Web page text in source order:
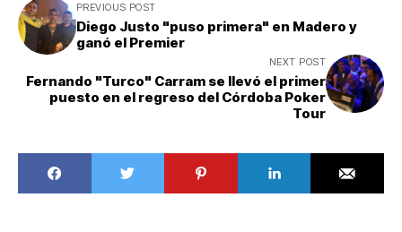
PREVIOUS POST
Diego Justo "puso primera" en Madero y
ganó el Premier
NEXT POST
Fernando "Turco" Carram se llevó el primer
puesto en el regreso del Córdoba Poker
Tour